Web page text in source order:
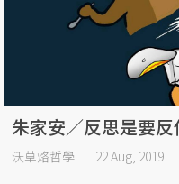
朱家安／反思是要
沃草烙哲學 22 Aug, 2019